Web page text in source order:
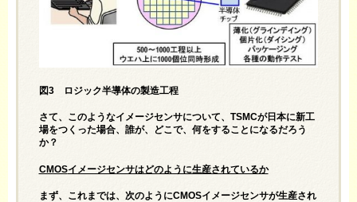
図3 ロジック半導体の製造工程
さて、このようなイメージセンサについて、TSMCが日本に新工
場をつくった場合、誰が、どこで、何をすることになるだろう
か？
CMOSイメージセンサはどのように生産されているか
まず、これまでは、次のようにCMOSイメージセンサが生産され